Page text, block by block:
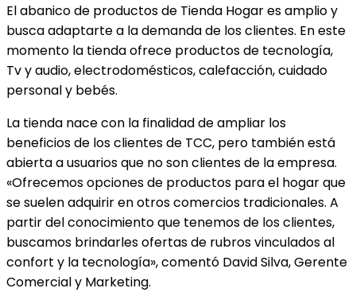
El abanico de productos de Tienda Hogar es amplio y
busca adaptarte a la demanda de los clientes. En este
momento la tienda ofrece productos de tecnología,
Tv y audio, electrodomésticos, calefacción, cuidado
personal y bebés.
La tienda nace con la finalidad de ampliar los
beneficios de los clientes de TCC, pero también está
abierta a usuarios que no son clientes de la empresa.
«Ofrecemos opciones de productos para el hogar que
se suelen adquirir en otros comercios tradicionales. A
partir del conocimiento que tenemos de los clientes,
buscamos brindarles ofertas de rubros vinculados al
confort y la tecnología», comentó David Silva, Gerente
Comercial y Marketing.